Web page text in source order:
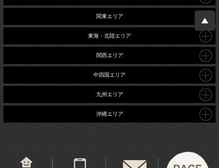
関東エリア
東海・北陸エリア
関西エリア
中四国エリア
九州エリア
沖縄エリア